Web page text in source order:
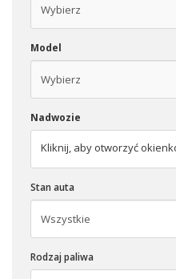
Model
Nadwozie
Kliknij, aby otworzyć
Stan auta
Rodzaj paliwa